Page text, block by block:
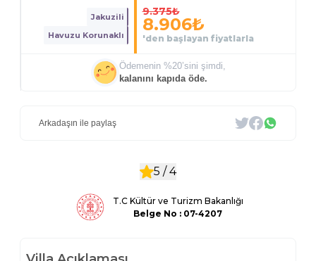
Jakuzili
Havuzu Korunaklı
9.375₺
8.906₺
'den başlayan fiyatlarla
Ödemenin %20’sini şimdi,
kalanını kapıda öde.
Arkadaşın ile paylaş
5 /4
T.C Kültür ve Turizm Bakanlığı
Belge No : 07-4207